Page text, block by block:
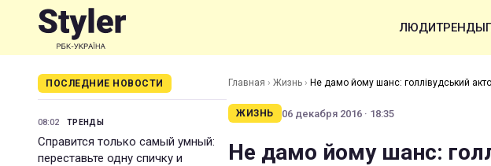
ЛЮДИТРЕНДЫ
ПОСЛЕДНИЕ НОВОСТИ
08:02 ТРЕНДЫ
Справится только самый умный:
переставьте одну спичку и
Главная › Жизнь › Не дамо йому шанс: голлівудський
ЖИЗНЬ 06 декабря 2016 · 18:35
Не дамо йому шанс: